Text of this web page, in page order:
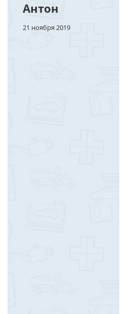
Антон
21 ноября 2019